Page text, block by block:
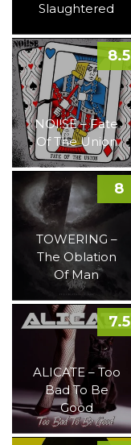
Slaughtered
NOI!SE – Fate
Of The Union
8.5
TOWERING –
The Oblation
Of Man
8
ALICATE – Too
Bad To Be
Good
7.5